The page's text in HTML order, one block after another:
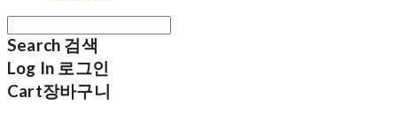
Search 검색
Log In 로그인
Cart장바구니